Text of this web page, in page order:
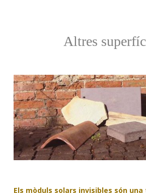
Altres
Els mòduls solars invisibles són